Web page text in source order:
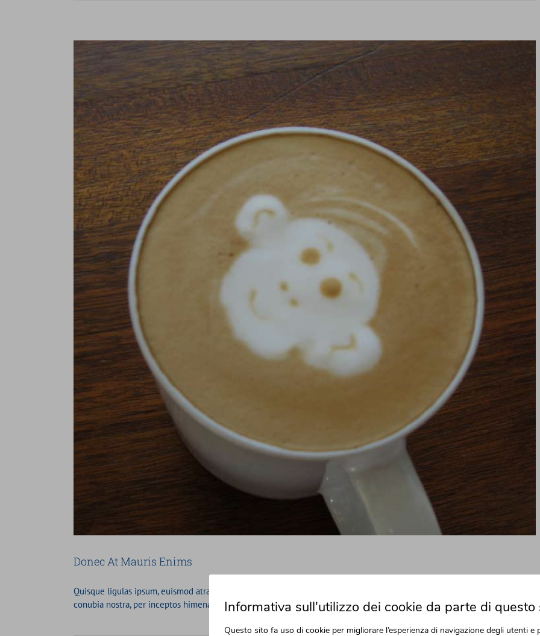
Donec At Mauris Enims
Quisque ligulas ipsum, euismod atras vulputate iltricies etri elit. Class aptent taciti sociosqu ad litora torquent per
conubia nostra, per inceptos himenaeos. Nulla nunc dui, tristique in semper vel, congue sed ligula. Nam dolor ligula, [...]
Informativa sull'utilizzo dei cookie da parte di questo
Questo sito fa uso di cookie per migliorare l’esperienza di navigazione degli utenti e